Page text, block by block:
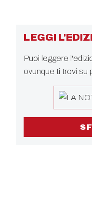
LEGGI
Puoi leggere
ovunque ti trovi su